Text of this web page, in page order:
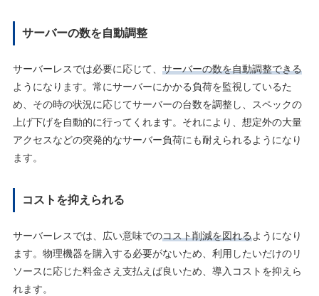
サーバーの数を自動調整
サーバーレスでは必要に応じて、 サーバーの数を自動調整できる
ようになります。常にサーバーにかかる負荷を監視しているた
め、その時の状況に応じてサーバーの台数を調整し、スペックの
上げ下げを自動的に行ってくれます。それにより、想定外の大量
アクセスなどの突発的なサーバー負荷にも耐えられるようになり
ます。
コストを抑えられる
サーバーレスでは、広い意味でのコスト削減を図れるようになり
ます。物理機器を購入する必要がないため、利用したいだけのリ
ソースに応じた料金さえ支払えば良いため、導入コストを抑えら
れます。